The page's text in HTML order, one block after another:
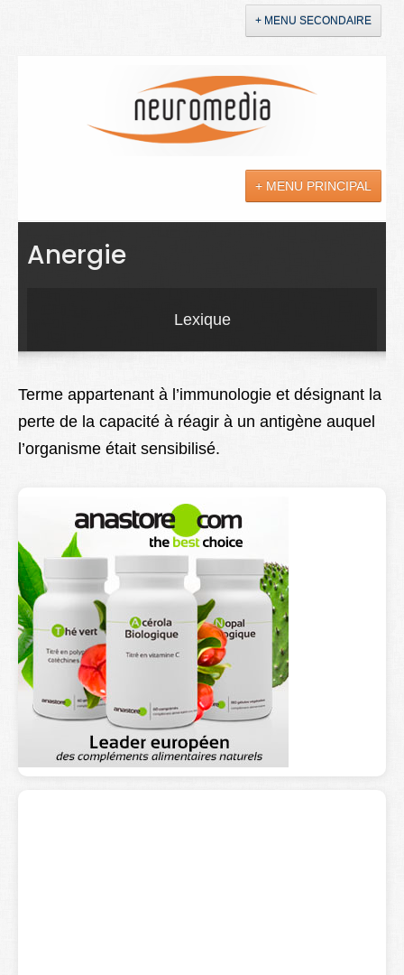
+ MENU SECONDAIRE
+ MENU PRINCIPAL
Actualités
Soins
Droit
Lexique
Better Health
Anergie
Lexique
Terme appartenant à l’immunologie et désignant la
perte de la capacité à réagir à un antigène auquel
l’organisme était sensibilisé.